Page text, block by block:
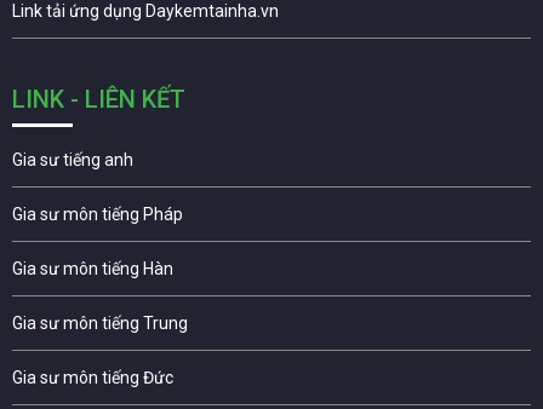
Link tải ứng dụng Daykemtainha.vn
LINK - LIÊN KẾT
Gia sư tiếng anh
Gia sư môn tiếng Pháp
Gia sư môn tiếng Hàn
Gia sư môn tiếng Trung
Gia sư môn tiếng Đức